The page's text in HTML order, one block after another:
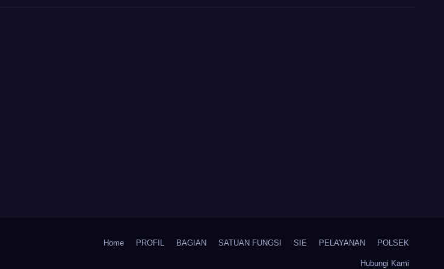
Home PROFIL BAGIAN SATUAN FUNGSI SIE PELAYANAN POLSEK
Hubungi Kami